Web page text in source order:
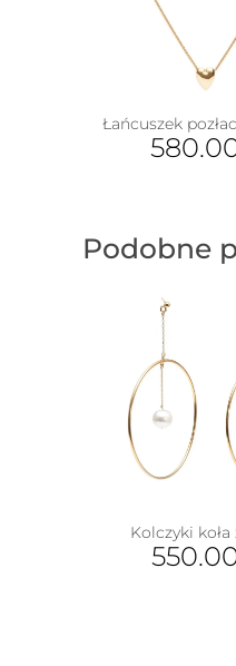
Łańcuszek
Podobne
Kolczyki koła